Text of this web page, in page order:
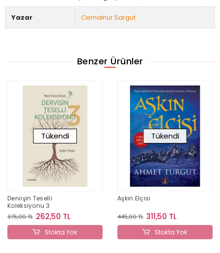
Yazar Cemalnur Sargut
Benzer Ürünler
Tükendi
Dervişin Teselli
Koleksiyonu 3
375,00 TL 262,50 TL
Stokta Yok
Tükendi
Aşkın Elçisi
445,00 TL 311,50 TL
Stokta Yok